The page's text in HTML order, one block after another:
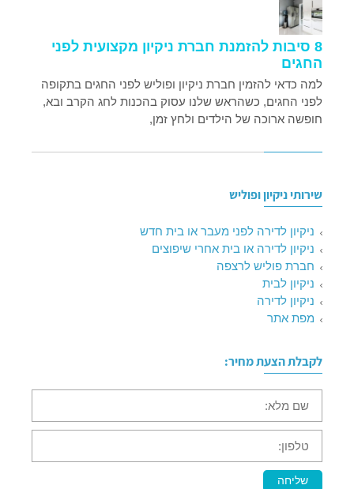
8 סיבות להזמנת חברת ניקיון מקצועית לפני
החגים
למה כדאי להזמין חברת ניקיון ופוליש לפני החגים בתקופה
לפני החגים, כשהראש שלנו עסוק בהכנות לחג הקרב ובא,
חופשה ארוכה של הילדים ולחץ זמן,
שירותי ניקיון ופוליש
ניקיון לדירה לפני מעבר או בית חדש
ניקיון לדירה או בית אחרי שיפוצים
חברת פוליש לרצפה
ניקיון לבית
ניקיון לדירה
מפת אתר
לקבלת הצעת מחיר:
שם
מלא:
טלפון:
שליחה